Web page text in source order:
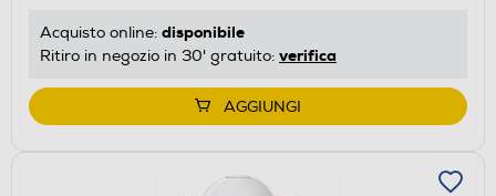
Acquisto online: disponibile
Ritiro in negozio in 30' gratuito: verifica
AGGIUNGI